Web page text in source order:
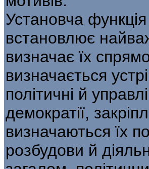
Установча
встановлює
визначає їх
визначається
політичні й
демократії,
визначаються їх
розбудови й